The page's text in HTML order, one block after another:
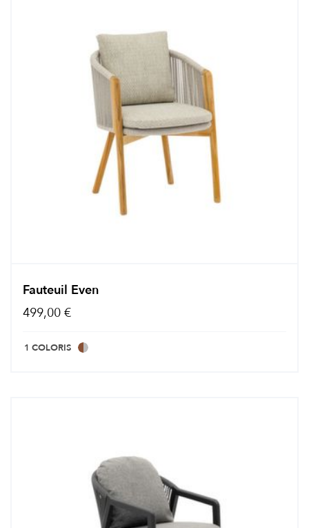
Fauteuil Even
499,00 €
1 COLORIS